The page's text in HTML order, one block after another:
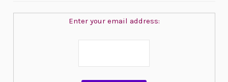
Enter your email address: